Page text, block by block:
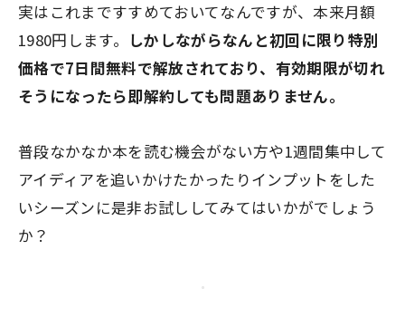
実はこれまですすめておいてなんですが、本来月額
1980円します。 しかしながらなんと初回に限り特別
価格で7日間無料で解放されており、 有効期限が切れ
そうになったら即解約しても問題ありません。
普段なかなか本を読む機会がない方や1週間集中して
アイディアを追いかけたかったりインプットをした
いシーズンに是非お試ししてみてはいかがでしょう
か？